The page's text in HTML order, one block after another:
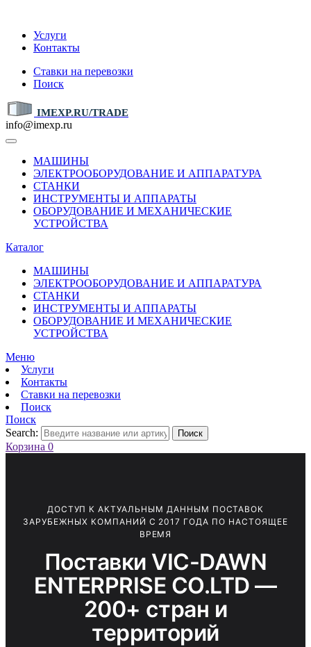
Услуги
Контакты
Ставки на перевозки
Поиск
IMEXP.RU/TRADE
info@imexp.ru
МАШИНЫ
ЭЛЕКТРООБОРУДОВАНИЕ И АППАРАТУРА
СТАНКИ
ИНСТРУМЕНТЫ И АППАРАТЫ
ОБОРУДОВАНИЕ И МЕХАНИЧЕСКИЕ
УСТРОЙСТВА
Каталог
МАШИНЫ
ЭЛЕКТРООБОРУДОВАНИЕ И АППАРАТУРА
СТАНКИ
ИНСТРУМЕНТЫ И АППАРАТЫ
ОБОРУДОВАНИЕ И МЕХАНИЧЕСКИЕ
УСТРОЙСТВА
Меню
Услуги
Контакты
Ставки на перевозки
Поиск
Поиск
Search:
Поиск
Корзина 0
ДОСТУП К АКТУАЛЬНЫМ ДАННЫМ ПОСТАВОК
ЗАРУБЕЖНЫХ КОМПАНИЙ С 2017 ГОДА ПО НАСТОЯЩЕЕ
ВРЕМЯ
Поставки VIC-DAWN
ENTERPRISE CO.LTD —
200+ стран и
территорий